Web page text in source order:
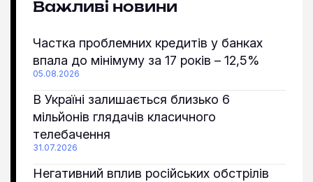
Важливі новини
Частка проблемних кредитів у банках
впала до мінімуму за 17 років – 12,5%
05.08.2026
В Україні залишається близько 6
мільйонів глядачів класичного
телебачення
31.07.2026
Негативний вплив російських обстрілів